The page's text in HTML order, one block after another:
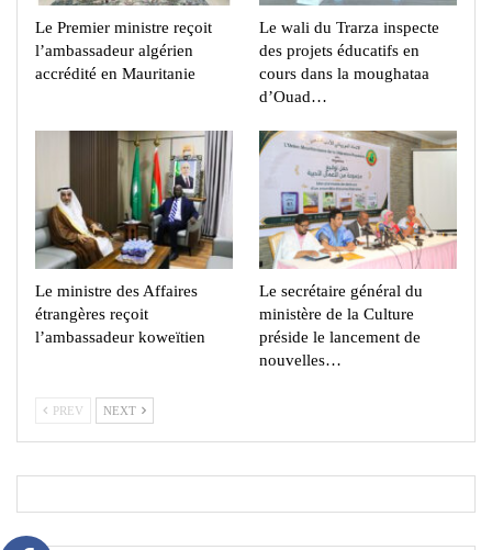
Le Premier ministre reçoit
l’ambassadeur algérien
accrédité en Mauritanie
Le wali du Trarza inspecte
des projets éducatifs en
cours dans la moughataa
d’Ouad…
Le ministre des Affaires
étrangères reçoit
l’ambassadeur koweïtien
Le secrétaire général du
ministère de la Culture
préside le lancement de
nouvelles…
PREV NEXT